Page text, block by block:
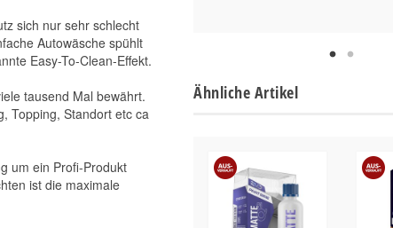
sich nur sehr schlecht
Autowäsche spühlt
Easy-To-Clean-Effekt.
tausend Mal bewährt.
Topping, Standort etc ca
um ein Profi-Produkt
ist die maximale
Ähnliche Artikel